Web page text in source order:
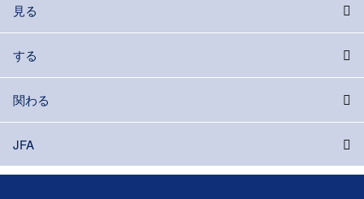
見る
する
関わる
JFA